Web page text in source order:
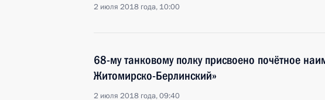
2 июля 2018 года, 10:00
68-му танковому полку присвоено почётное
Житомирско-Берлинский»
2 июля 2018 года, 09:40